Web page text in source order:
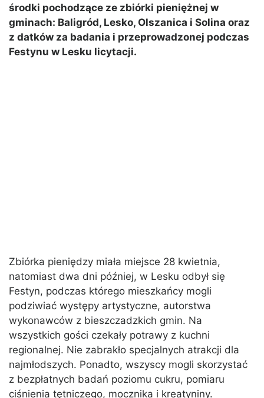
środki pochodzące ze zbiórki pieniężnej w
gminach: Baligród, Lesko, Olszanica i Solina oraz
z datków za badania i przeprowadzonej podczas
Festynu w Lesku licytacji.
Zbiórka pieniędzy miała miejsce 28 kwietnia,
natomiast dwa dni później, w Lesku odbył się
Festyn, podczas którego mieszkańcy mogli
podziwiać występy artystyczne, autorstwa
wykonawców z bieszczadzkich gmin. Na
wszystkich gości czekały potrawy z kuchni
regionalnej. Nie zabrakło specjalnych atrakcji dla
najmłodszych. Ponadto, wszyscy mogli skorzystać
z bezpłatnych badań poziomu cukru, pomiaru
ciśnienia tętniczego, mocznika i kreatyniny.